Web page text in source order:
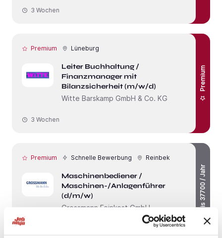
3 Wochen
Premium Lüneburg
Leiter Buchhaltung /
Finanzmanager mit
Bilanzsicherheit (m/w/d)
Witte Barskamp GmbH & Co. KG
Premium
3 Wochen
Premium Schnelle Bewerbung Reinbek
Maschinenbediener /
Maschinen-/Anlagenführer
(d/m/w)
Grossmann Feinkost GmbH
bis 37700 / Jahr